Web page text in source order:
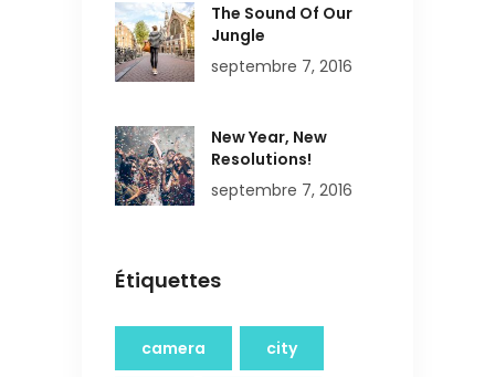
The Sound Of Our
Jungle
septembre 7, 2016
New Year, New
Resolutions!
septembre 7, 2016
Étiquettes
camera city